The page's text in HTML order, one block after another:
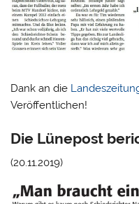
Dank an die
Veröffentlichen!
Die Lünepost
(20.11.2019)